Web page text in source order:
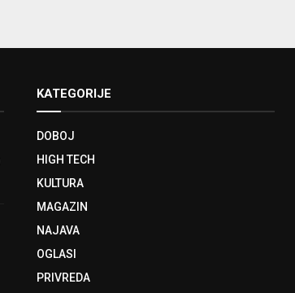
KATEGORIJE
DOBOJ
HIGH TECH
KULTURA
MAGAZIN
NAJAVA
OGLASI
PRIVREDA